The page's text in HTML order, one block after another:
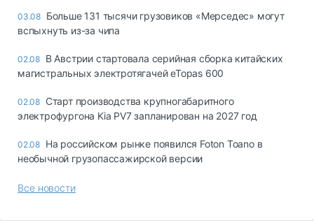
03.08 Больше 131 тысячи грузовиков «Мерседес» могут
вспыхнуть из-за чипа
02.08 В Австрии стартовала серийная сборка китайских
магистральных электротягачей eTopas 600
02.08 Старт производства крупногабаритного
электрофургона Kia PV7 запланирован на 2027 год
02.08 На российском рынке появился Foton Toano в
необычной грузопассажирской версии
Все новости